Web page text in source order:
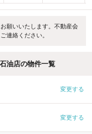
願いいたします。不動産会
連絡ください。
油店の物件一覧
変更する
変更する